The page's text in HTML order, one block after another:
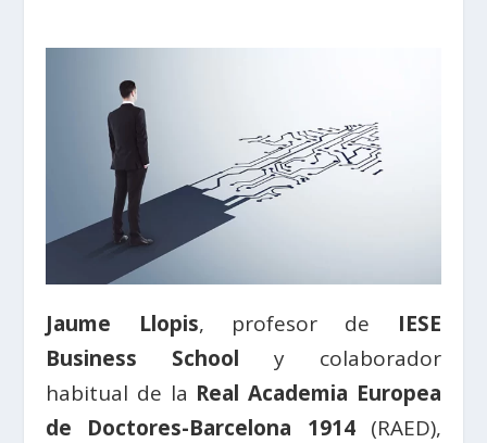
Jaume Llopis, profesor de IESE
Business School y colaborador
habitual de la Real Academia Europea
de Doctores-Barcelona 1914(RAED),